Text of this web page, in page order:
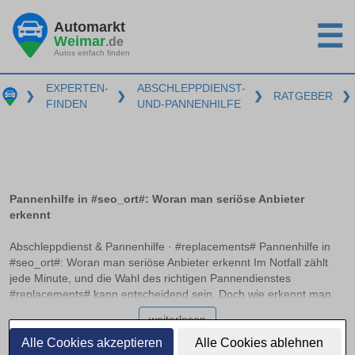
Alle Cookies akzeptieren Alle Cookies ablehnen
Automarkt
Weimar.de
Autos einfach finden ☰
❯
EXPERTEN-
FINDEN
❯
ABSCHLEPPDIENST-
UND-PANNENHILFE
❯ RATGEBER ❯
Pannenhilfe in #seo_ort#: Woran man seriöse Anbieter
erkennt
Abschleppdienst & Pannenhilfe · #replacements# Pannenhilfe in
#seo_ort#: Woran man seriöse Anbieter erkennt Im Notfall zählt
jede Minute, und die Wahl des richtigen Pannendienstes
#replacements# kann entscheidend sein. Doch wie erkennt man
einen seriösen Anbieter, der professionell und zuverlässig handelt?
Dieser Artikel bietet klare Orientierung und hilft Ihnen dabei, im
Ernstfall schnell und richtig zu entscheiden, ohne böse
weiterlesen